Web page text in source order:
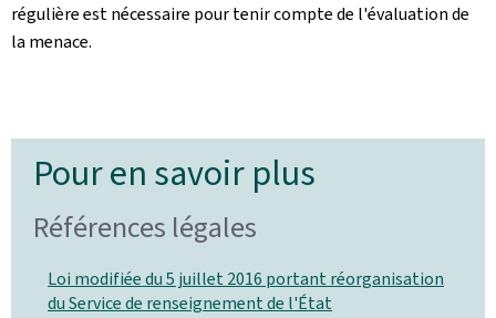
régulière est nécessaire pour tenir compte de l'évaluation de
la menace.
Pour en savoir plus
Références légales
Loi modifiée du 5 juillet 2016 portant réorganisation
du Service de renseignement de l'État